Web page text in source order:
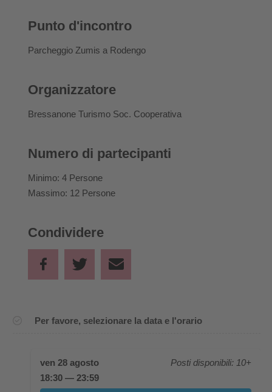
Punto d'incontro
Parcheggio Zumis a Rodengo
Organizzatore
Bressanone Turismo Soc. Cooperativa
Numero di partecipanti
Minimo: 4 Persone
Massimo: 12 Persone
Condividere